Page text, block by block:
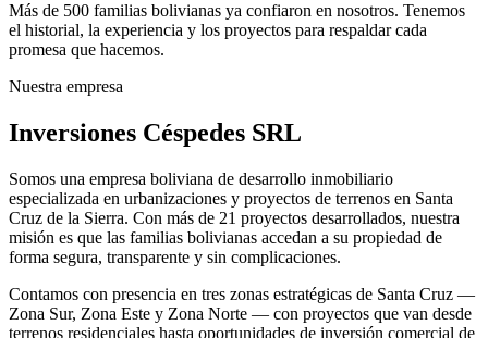
Más de 500 familias bolivianas ya confiaron en nosotros. Tenemos
el historial, la experiencia y los proyectos para respaldar cada
promesa que hacemos.
Nuestra empresa
Inversiones Céspedes SRL
Somos una empresa boliviana de desarrollo inmobiliario
especializada en urbanizaciones y proyectos de terrenos en Santa
Cruz de la Sierra. Con más de 21 proyectos desarrollados, nuestra
misión es que las familias bolivianas accedan a su propiedad de
forma segura, transparente y sin complicaciones.
Contamos con presencia en tres zonas estratégicas de Santa Cruz —
Zona Sur, Zona Este y Zona Norte — con proyectos que van desde
terrenos residenciales hasta oportunidades de inversión comercial de